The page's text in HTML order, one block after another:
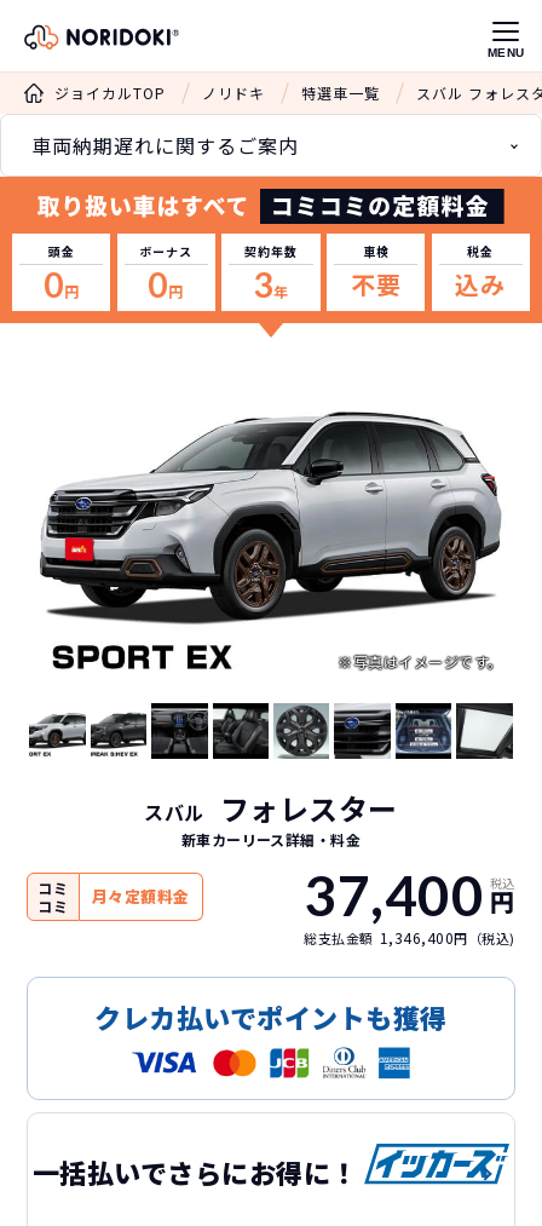
MENU
ジョイカルTOP ノリドキ 特選車一覧 スバル フォレス
車両納期遅れに関するご案内
頭金
0円
ボーナス
0円
契約年数
3年
車検
不要
税金
込み
スバル フォレスター
新車カーリース詳細 ・料金
コミ
コミ
月々定額料金 37,400 税込
円
総支払金額 1,346,400円（税込)
クレカ払いでポイントも獲得
一括払いでさらにお得に！